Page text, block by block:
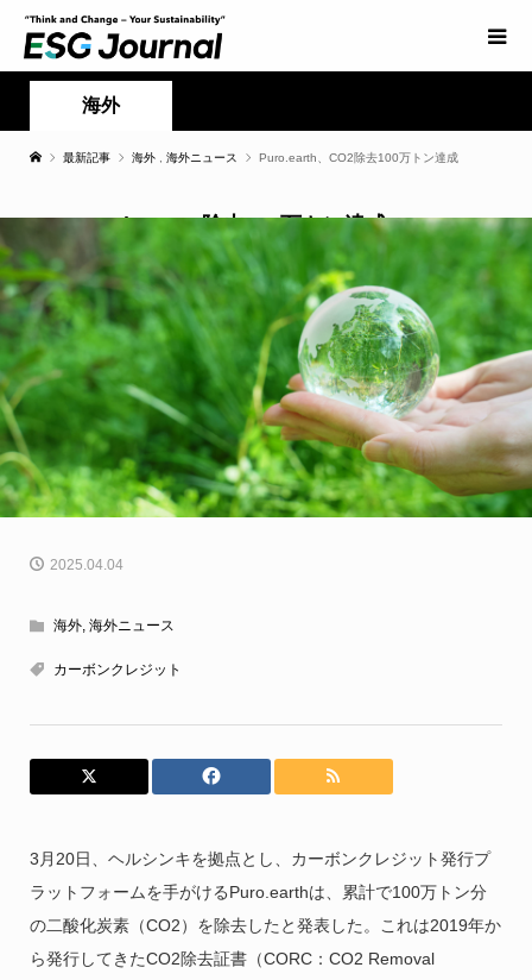
海外
最新記事 海外 海外ニュース Puro.earth、CO2除去100万トン達成
Puro.earth、CO2除去100万トン達成
2025.04.04
海外, 海外ニュース
カーボンクレジット
3月20日、ヘルシンキを拠点とし、カーボンクレジット発行プ
ラットフォームを手がけるPuro.earthは、累計で100万トン分
の二酸化炭素（CO2）を除去したと発表した。これは2019年か
ら発行してきたCO2除去証書（CORC：CO2 Removal